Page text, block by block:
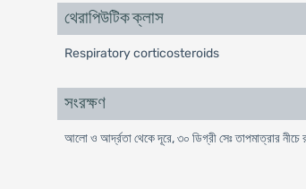
থেরাপিউটিক ক্লাস
Respiratory corticosteroids
সংরক্ষণ
আলো ও আর্দ্রতা থেকে দূরে, ৩০ ডিগ্রী সেঃ তাপমাত্রার নীচে